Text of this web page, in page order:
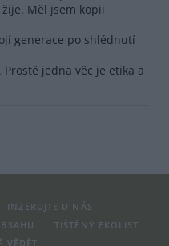
Měl jsem kopii
generace po shlédnutí
jedna věc je etika a
INZERUJTE U NÁS
TIŠTĚNÝ EKOLIST
VĚDĚT